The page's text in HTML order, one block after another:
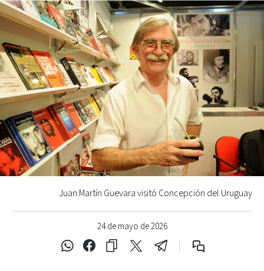
24 de mayo de 2026
Juan Martín Guevara visitó Concepción del Uruguay